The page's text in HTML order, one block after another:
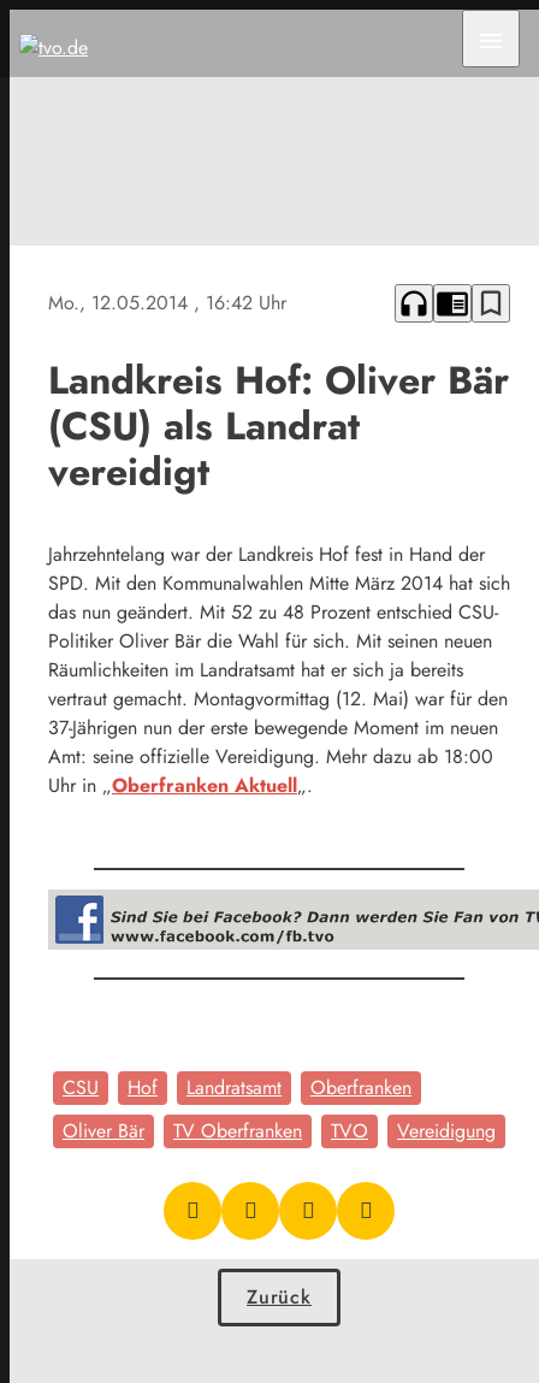
Mo., 12.05.2014 , 16:42 Uhr headphones chrome_reader_mode bookmark_border
Landkreis Hof: Oliver Bär
(CSU) als Landrat
vereidigt
Jahrzehntelang war der Landkreis Hof fest in Hand der
SPD. Mit den Kommunalwahlen Mitte März 2014 hat sich
das nun geändert. Mit 52 zu 48 Prozent entschied CSU-
Politiker Oliver Bär die Wahl für sich. Mit seinen neuen
Räumlichkeiten im Landratsamt hat er sich ja bereits
vertraut gemacht. Montagvormittag (12. Mai) war für den
37-Jährigen nun der erste bewegende Moment im neuen
Amt: seine offizielle Vereidigung. Mehr dazu ab 18:00
Uhr in „Oberfranken Aktuell„.
CSU Hof Landratsamt
Oberfranken
Oliver Bär
TV Oberfranken TVO Vereidigung
Zurück